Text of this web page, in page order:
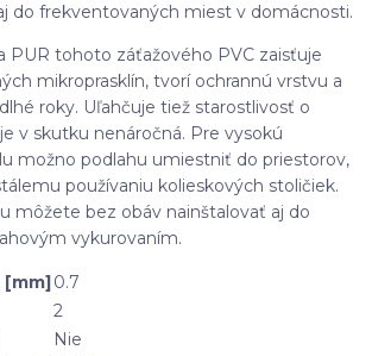
do frekventovaných miest v domácnosti.
PUR tohoto záťažového PVC zaisťuje
mikroprasklín, tvorí ochrannú vrstvu a
roky. Uľahčuje tiež starostlivosť o
v skutku nenáročná. Pre vysokú
možno podlahu umiestniť do priestorov,
používaniu kolieskových stoličiek.
môžete bez obáv nainštalovať aj do
vykurovaním.
[mm]0.7
2
Nie